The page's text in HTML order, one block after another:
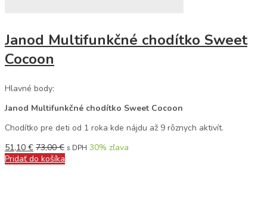
Janod Multifunkčné chodítko Sweet
Cocoon
Hlavné body:
Janod Multifunkčné chodítko Sweet Cocoon
Chodítko pre deti od 1 roka kde nájdu až 9 rôznych aktivít.
51,10 € 73,00€ s DPH 30% zľava
Pridať do košíka